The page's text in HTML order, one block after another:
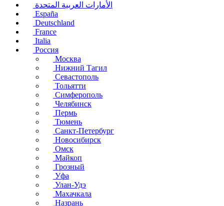
الأمارات العربية المتحدة
España
Deutschland
France
Italia
Россия
Москва
Нижний Тагил
Севастополь
Тольятти
Симферополь
Челябинск
Пермь
Тюмень
Санкт-Петербург
Новосибирск
Омск
Майкоп
Грозный
Уфа
Улан-Удэ
Махачкала
Назрань